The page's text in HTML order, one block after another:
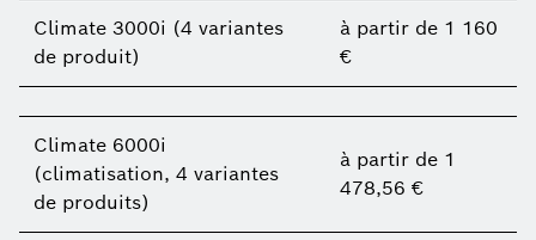
Climate 3000i (4 variantes
de produit)
à partir de 1 160
€
Climate 6000i
(climatisation, 4 variantes
de produits)
à partir de 1
478,56 €